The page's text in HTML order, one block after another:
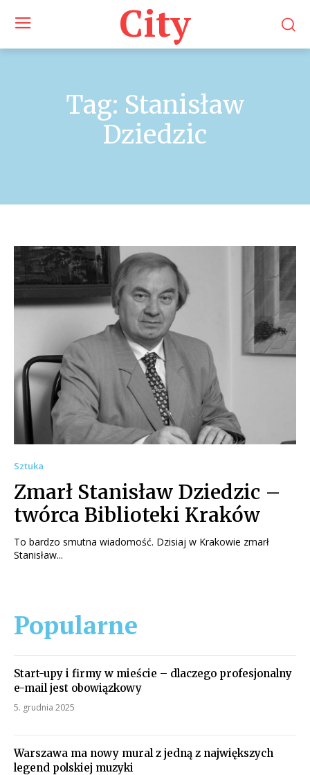
City
Tag: Stanisław
Dziedzic
Sztuka
Zmarł Stanisław Dziedzic –
twórca Biblioteki Kraków
To bardzo smutna wiadomość. Dzisiaj w Krakowie zmarł
Stanisław...
Popularne
Start-upy i firmy w mieście – dlaczego profesjonalny
e-mail jest obowiązkowy
5. grudnia 2025
Warszawa ma nowy mural z jedną z największych
legend polskiej muzyki